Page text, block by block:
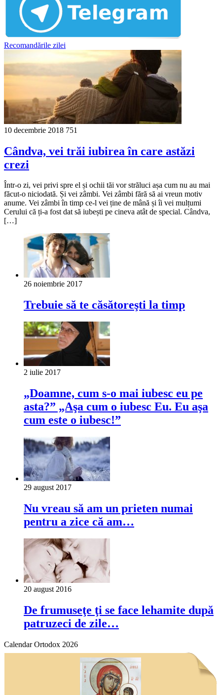
Recomandările zilei
10 decembrie 2018 751
Cândva, vei trăi iubirea în care astăzi
crezi
Într-o zi, vei privi spre el și ochii tăi vor străluci așa cum nu au mai
făcut-o niciodată. Și vei zâmbi. Vei zâmbi fără să ai vreun motiv
anume. Vei zâmbi în timp ce-l vei ține de mână și îi vei mulțumi
Cerului că ți-a fost dat să iubești pe cineva atât de special. Cândva,
[…]
26 noiembrie 2017
Trebuie să te căsătoreşti la timp
2 iulie 2017
„Doamne, cum s-o mai iubesc eu pe
asta?” „Aşa cum o iubesc Eu. Eu aşa
cum este o iubesc!”
29 august 2017
Nu vreau să am un prieten numai
pentru a zice că am…
20 august 2016
De frumuseţe ţi se face lehamite după
patruzeci de zile…
Calendar Ortodox 2026